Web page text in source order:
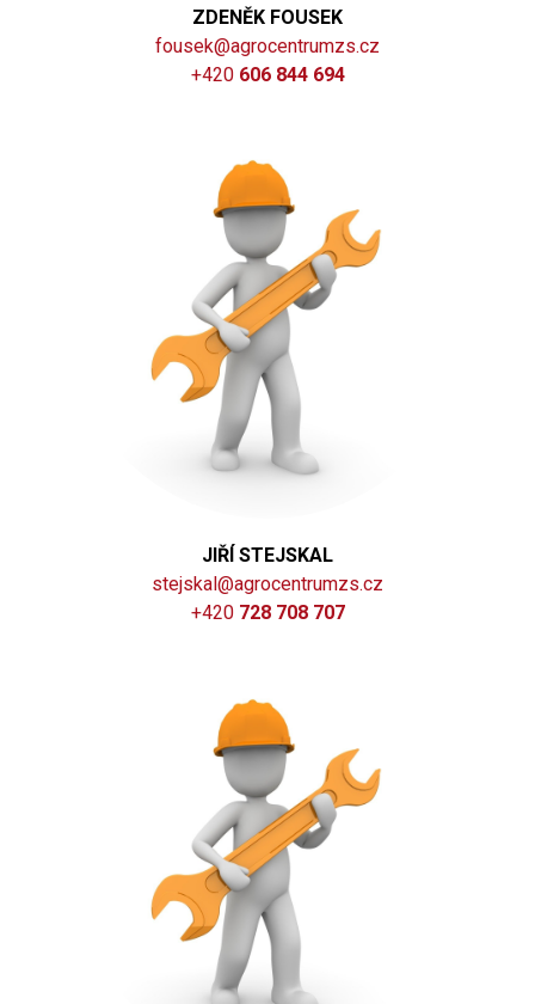
ZDENĚK FOUSEK
fousek@agrocentrumzs.cz
+420 606 844 694
JIŘÍ STEJSKAL
stejskal@agrocentrumzs.cz
+420 728 708 707